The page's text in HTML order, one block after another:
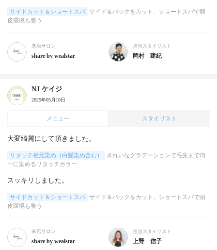
サイドカット＆ショートスパ サイド＆バックをカット、ショートスパで頭
皮環境も整う
来店サロン
share by wealstar
担当スタイリスト
岡村 建紀
NJ ケイジ
2025年05月10日
メニュー スタイリスト
大変綺麗にして頂きました。
リタッチ根元染め（白髪染め含む）
きれいなグラデーションで毛先まで均
一に染めるリタッチカラー
スッキリしました。
サイドカット＆ショートスパ サイド＆バックをカット、ショートスパで頭
皮環境も整う
来店サロン
share by wealstar
担当スタイリスト
上野 信子